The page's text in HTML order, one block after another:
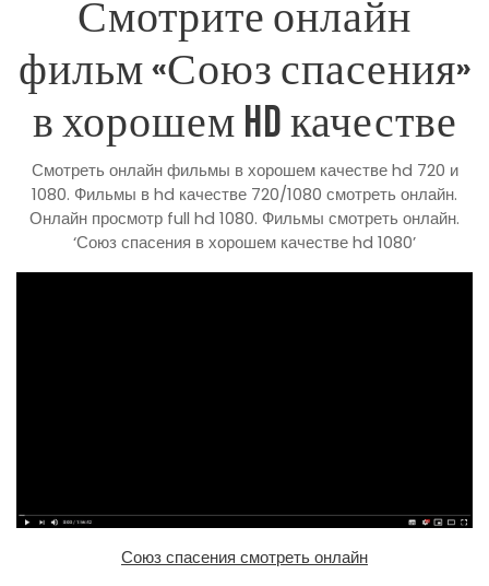
Смотрите онлайн
фильм «Союз спасения»
в хорошем HD качестве
Смотреть онлайн фильмы в хорошем качестве hd 720 и
1080. Фильмы в hd качестве 720/1080 смотреть онлайн.
Онлайн просмотр full hd 1080. Фильмы смотреть онлайн.
‘Союз спасения в хорошем качестве hd 1080’
Союз спасения смотреть онлайн